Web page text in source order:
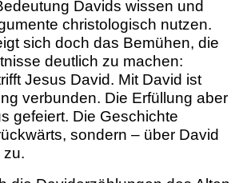
Davids wissen und
christologisch nutzen.
sich doch das Bemühen, die
deutlich zu machen:
Jesus David. Mit David ist
verbunden. Die Erfüllung aber
gefeiert. Die Geschichte
sondern – über David
zu.